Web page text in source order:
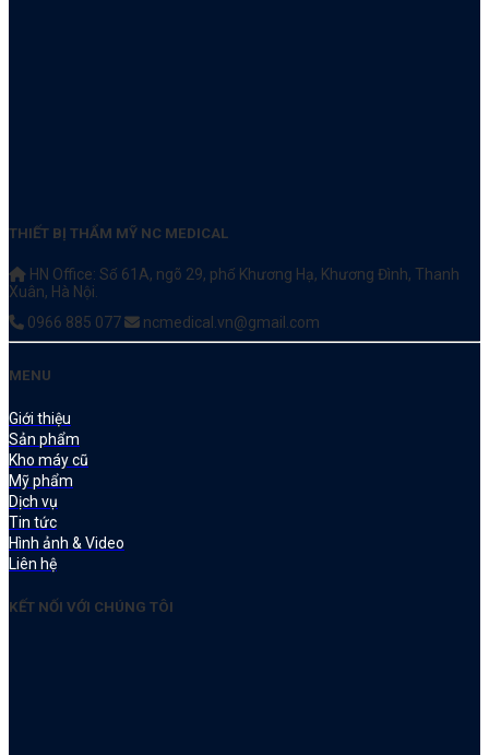
THIẾT BỊ THẨM MỸ NC MEDICAL
HN Office: Số 61A, ngõ 29, phố Khương Hạ, Khương Đình, Thanh
Xuân, Hà Nội.
0966 885 077
ncmedical.vn@gmail.com
MENU
Giới thiệu
Sản phẩm
Kho máy cũ
Mỹ phẩm
Dịch vụ
Tin tức
Hình ảnh & Video
Liên hệ
KẾT NỐI VỚI CHÚNG TÔI